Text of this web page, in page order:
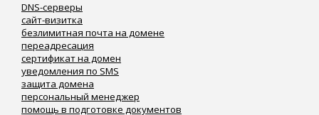
DNS-серверы
сайт-визитка
безлимитная почта на домене
переадресация
сертификат на домен
уведомления по SMS
защита домена
персональный менеджер
помощь в подготовке документов